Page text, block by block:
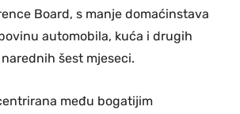
Board, s manje domaćinstava
automobila, kuća i drugih
šest mjeseci.
među bogatijim